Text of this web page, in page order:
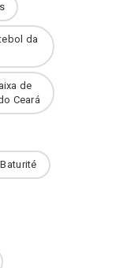
da
de
Ceará